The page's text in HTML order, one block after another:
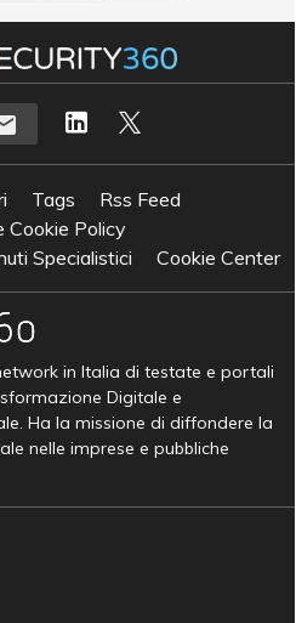
Tags
Rss Feed
Cookie Policy
Specialistici
Cookie Center
in Italia di testate e portali
Digitale e
Ha la missione di diffondere la
nelle imprese e pubbliche